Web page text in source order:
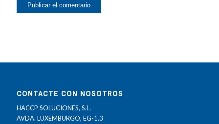
CONTACTE CON NOSOTROS
HACCP SOLUCIONES, S.L.
AVDA. LUXEMBURGO, EG-1.3